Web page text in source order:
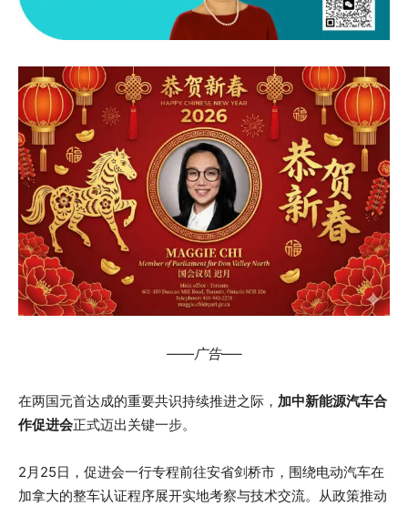
——广告—–
在两国元首达成的重要共识持续推进之际， 加中新能源汽车合
作促进会正式迈出关键一步。
2月25日，促进会一行专程前往安省剑桥市，围绕电动汽车在
加拿大的整车认证程序展开实地考察与技术交流。从政策推动